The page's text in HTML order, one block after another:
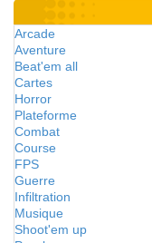
Arcade
Aventure
Beat'em all
Cartes
Horror
Plateforme
Combat
Course
FPS
Guerre
Infiltration
Musique
Shoot'em up